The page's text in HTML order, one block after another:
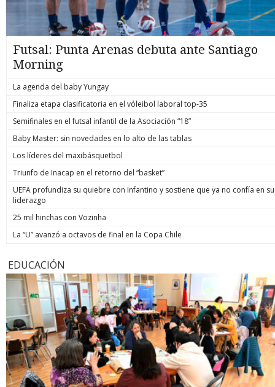
Futsal: Punta Arenas debuta ante Santiago
Morning
La agenda del baby Yungay
Finaliza etapa clasificatoria en el vóleibol laboral top-35
Semifinales en el futsal infantil de la Asociación “18”
Baby Master: sin novedades en lo alto de las tablas
Los líderes del maxibásquetbol
Triunfo de Inacap en el retorno del “basket”
UEFA profundiza su quiebre con Infantino y sostiene que ya no confía en su
liderazgo
25 mil hinchas con Vozinha
La “U” avanzó a octavos de final en la Copa Chile
EDUCACIÓN